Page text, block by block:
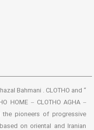
Bahmani . CLOTHO and
HOME – CLOTHO AGHA –
the pioneers of progressive
on oriental and Iranian